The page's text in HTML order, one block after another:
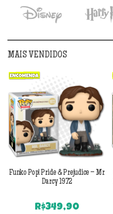
MAIS VENDIDOS
Funko Pop! Pride & Prejudice – Mr
Darcy 1972
R$349,90